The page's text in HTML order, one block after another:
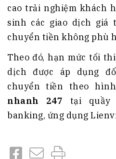
cao trải nghiệm khách
sinh các giao dịch
chuyển tiền không phù
Theo đó, hạn mức tối
dịch được áp dụng
chuyển tiền theo
nhanh 247 tại quầy
banking, ứng dụng